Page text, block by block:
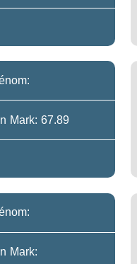
Mark: 67.89
Mark: